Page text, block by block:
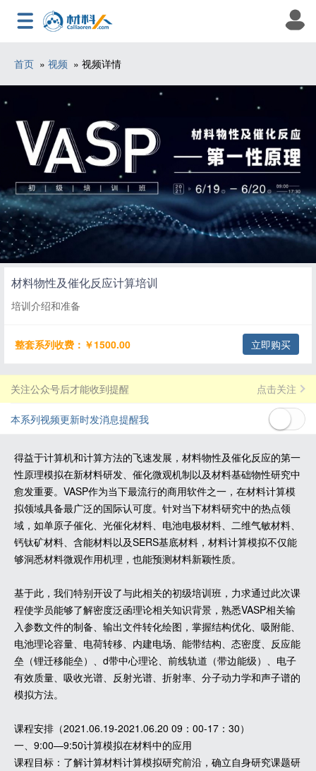
首页 » 视频 » 视频详情
材料物性及催化反应计算培训
培训介绍和准备
整套系列收费：￥1500.00 立即购买
关注公众号后才能收到提醒 点击关注
本系列视频更新时发消息提醒我
得益于计算机和计算方法的飞速发展，材料物性及催化反应的第一
性原理模拟在新材料研发、催化微观机制以及材料基础物性研究中
愈发重要。VASP作为当下最流行的商用软件之一，在材料计算模
拟领域具备最广泛的国际认可度。针对当下材料研究中的热点领
域，如单原子催化、光催化材料、电池电极材料、二维气敏材料、
钙钛矿材料、含能材料以及SERS基底材料，材料计算模拟不仅能
够洞悉材料微观作用机理，也能预测材料新颖性质。
基于此，我们特别开设了与此相关的初级培训班，力求通过此次课
程使学员能够了解密度泛函理论相关知识背景，熟悉VASP相关输
入参数文件的制备、输出文件转化绘图，掌握结构优化、吸附能、
电池理论容量、电荷转移、内建电场、能带结构、态密度、反应能
垒（锂迁移能垒）、d带中心理论、前线轨道（带边能级）、电子
有效质量、吸收光谱、反射光谱、折射率、分子动力学和声子谱的
模拟方法。
课程安排（2021.06.19-2021.06.20 09：00-17：30）
一、9:00—9:50计算模拟在材料中的应用
课程目标：了解计算材料计算模拟研究前沿，确立自身研究课题研